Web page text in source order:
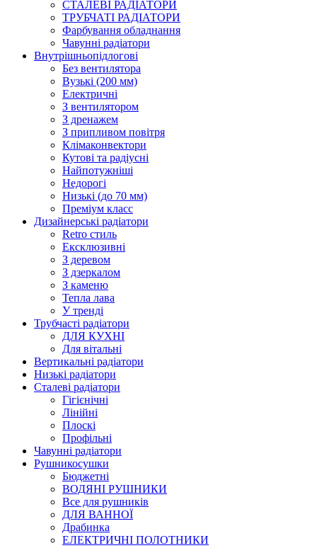
СТАЛЕВІ РАДІАТОРИ
ТРУБЧАТІ РАДІАТОРИ
Фарбування обладнання
Чавунні радіатори
Внутрішньопідлогові
Без вентилятора
Вузькі (200 мм)
Електричні
З вентилятором
З дренажем
З припливом повітря
Клімаконвектори
Кутові та радіусні
Найпотужніші
Недорогі
Низькі (до 70 мм)
Преміум класс
Дизайнерські радіатори
Retro стиль
Ексклюзивні
З деревом
З дзеркалом
З каменю
Тепла лава
У тренді
Трубчасті радіатори
ДЛЯ КУХНІ
Для вітальні
Вертикальні радіатори
Низькі радіатори
Сталеві радіатори
Гігієнічні
Лінійні
Плоскі
Профільні
Чавунні радіатори
Рушникосушки
Бюджетні
ВОДЯНІ РУШНИКИ
Все для рушників
ДЛЯ ВАННОЇ
Драбинка
ЕЛЕКТРИЧНІ ПОЛОТНИКИ